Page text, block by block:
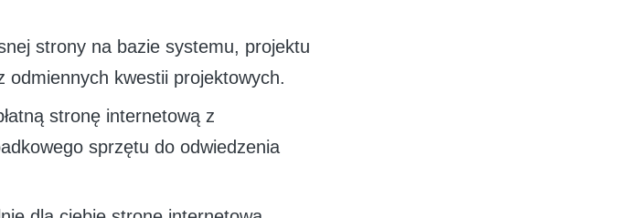
strony na bazie systemu, projektu
odmiennych kwestii projektowych.
stronę internetową z
sprzętu do odwiedzenia